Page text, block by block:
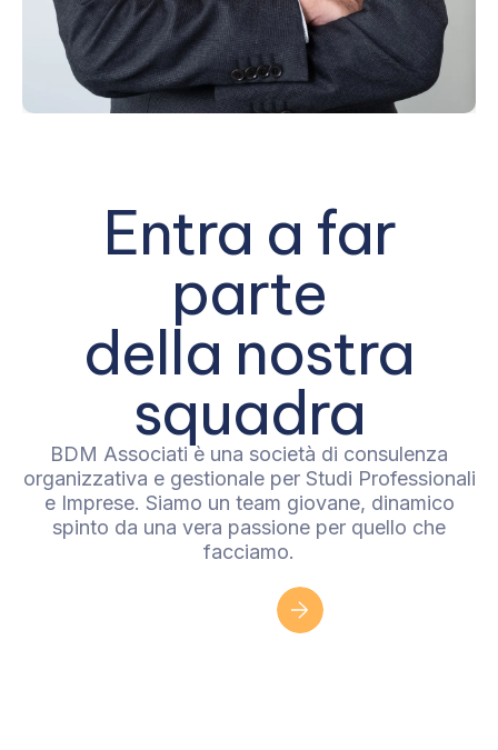
Entra a far
parte
della nostra
squadra
BDM Associati è una società di consulenza
organizzativa e gestionale per Studi Professionali
e Imprese. Siamo un team giovane, dinamico
spinto da una vera passione per quello che
facciamo.